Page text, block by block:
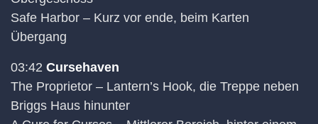
Safe Harbor – Kurz vor ende, beim Karten
Übergang
03:42 Cursehaven
The Proprietor – Lantern’s Hook, die Treppe neben
Briggs Haus hinunter